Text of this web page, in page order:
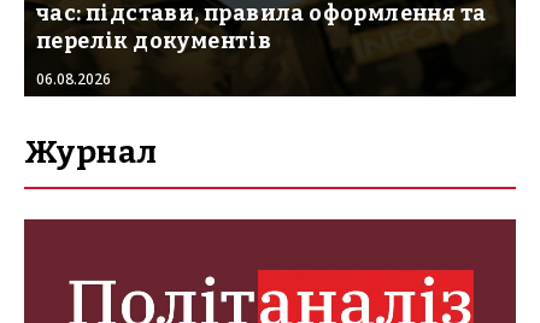
час: підстави, правила оформлення та
перелік документів
06.08.2026
Журнал